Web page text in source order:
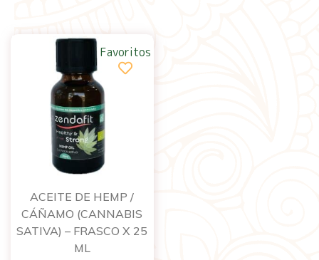
ACEITE DE HEMP /
CÁÑAMO (CANNABIS
SATIVA) – FRASCO X 25
ML
Favoritos